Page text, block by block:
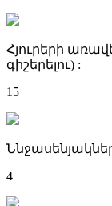
Հյուրերի
գիշերելու) :
15
4